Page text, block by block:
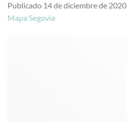
Publicado 14 de diciembre de 2020
Mapa Segovia